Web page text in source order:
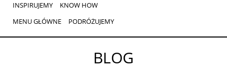
INSPIRUJEMY
KNOW HOW
MENU GŁÓWNE
PODRÓŻUJEMY
BLOG